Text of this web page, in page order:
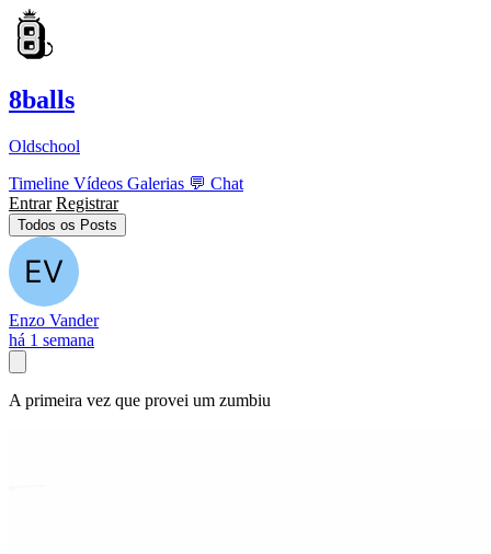
8balls
Oldschool
Timeline Vídeos Galerias 💬 Chat
Entrar Registrar
Todos os Posts
Enzo Vander
há 1 semana
A primeira vez que provei um zumbiu